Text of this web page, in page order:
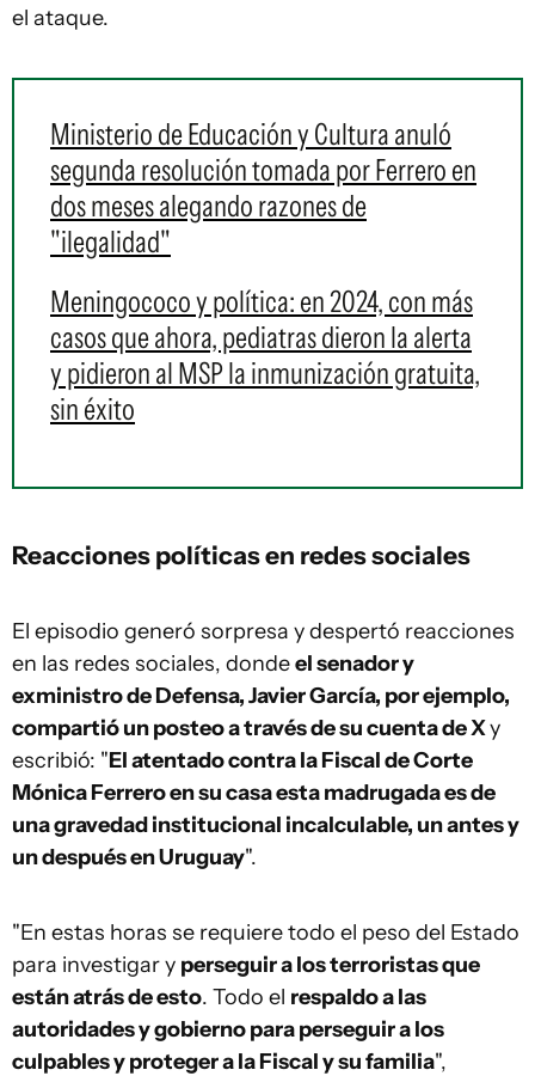
el ataque.
Ministerio de Educación y Cultura anuló
segunda resolución tomada por Ferrero en
dos meses alegando razones de
"ilegalidad"
Meningococo y política: en 2024, con más
casos que ahora, pediatras dieron la alerta
y pidieron al MSP la inmunización gratuita,
sin éxito
Reacciones políticas en redes sociales
El episodio generó sorpresa y despertó reacciones
en las redes sociales, dondeel senador y
exministro de Defensa, Javier García, por ejemplo,
compartió un posteo a través de su cuenta de Xy
escribió: "El atentado contra la Fiscal de Corte
Mónica Ferrero en su casa esta madrugada es de
una gravedad institucional incalculable, un antes y
un después en Uruguay".
"En estas horas se requiere todo el peso del Estado
para investigar y perseguir a los terroristas que
están atrás de esto. Todo el respaldo a las
autoridades y gobierno para perseguir a los
culpables y proteger a la Fiscal y su familia",